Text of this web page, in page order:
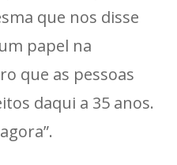
que nos disse
papel na
que as pessoas
daqui a 35 anos.